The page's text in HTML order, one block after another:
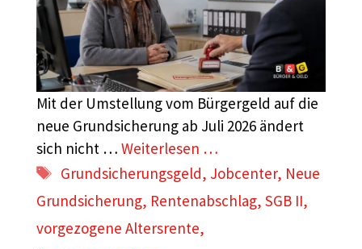
Mit der Umstellung vom Bürgergeld auf die
neue Grundsicherung ab Juli 2026 ändert
sich nicht … Weiterlesen …
Schlagwörter
Grundsicherungsgeld, Jobcenter, Neue
Grundsicherung, Rentenabschlag, SGB II,
vorgezogene Altersrente,